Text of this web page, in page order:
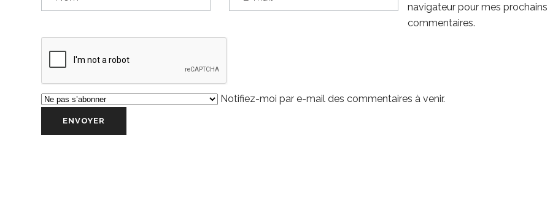
navigateur pour mes prochains
commentaires.
Notifiez-moi par e-mail des commentaires à venir.